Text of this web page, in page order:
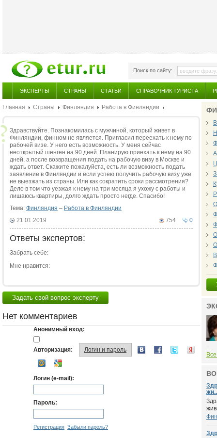
Поиск по сайту:
ЭКСПЕРТЫ СТРАНЫ СТАТЬИ СПРАВОЧНИК ТУРИСТА
Главная Страны Финляндия Работа в Финляндии
Здравствуйте. Познакомилась с мужчиной, который живет в
Финляндии, финном не является. Пригласил переехать к нему по
рабочей визе. У него есть возможность. У меня сейчас
неоткрытый шенген на 90 дней. Планирую приехать к нему на 90
дней, а после возвращения подать на рабочую визу в Москве и
ждать ответ. Скажите пожалуйста, есть ли возможность подать
заявление в Финляндии и если успею получить рабочую визу уже
не выезжать из страны. Или как сократить сроки рассмотрения?
Дело в том что уезжая к нему на три месяца я ухожу с работы и
лишаюсь квартиры, долго ждать просто негде. Спасибо!
Тема: Финляндия – Работа в Финляндии
0
754
21.01.2019
Ответы экспертов:
Забрать себе:
Мне нравится:
Задать свой вопрос эксперту
Нет комментариев
Анонимный вход:
Авторизация: Логин и пароль
Логин (e-mail):
Пароль:
Регистрация Забыли пароль?